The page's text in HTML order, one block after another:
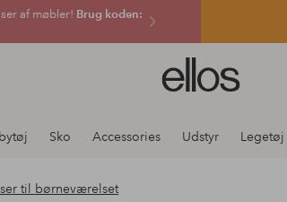
af møbler! Brug koden:
Ellos
logo
Sko Accessories Udstyr Legetøj
til børneværelset